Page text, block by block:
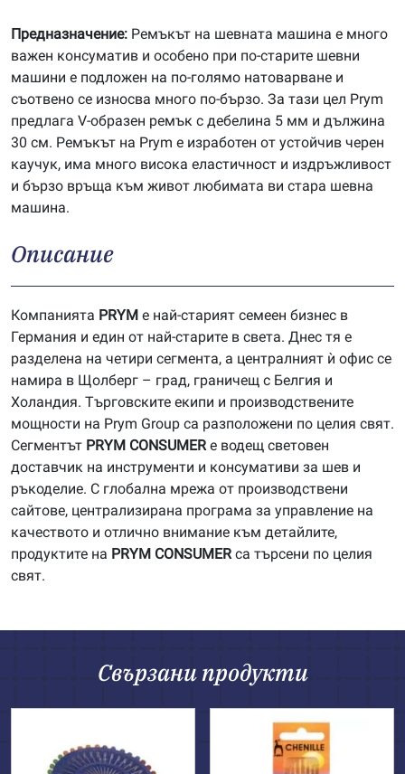
Предназначение: Ремъкът на шевната машина е много
важен консуматив и особено при по-старите шевни
машини е подложен на по-голямо натоварване и
съотвено се износва много по-бързо. За тази цел Prym
предлага V-образен ремък с дебелина 5 мм и дължина
30 см. Ремъкът на Prym е изработен от устойчив черен
каучук, има много висока еластичност и издръжливост
и бързо връща към живот любимата ви стара шевна
машина.
Описание
Компанията PRYM е най-старият семеен бизнес в
Германия и един от най-старите в света. Днес тя е
разделена на четири сегмента, а централният ѝ офис се
намира в Щолберг – град, граничещ с Белгия и
Холандия. Търговските екипи и производствените
мощности на Prym Group са разположени по целия свят.
Сегментът PRYM CONSUMERе водещ световен
доставчик на инструменти и консумативи за шев и
ръкоделие. С глобална мрежа от производствени
сайтове, централизирана програма за управление на
качеството и отлично внимание към детайлите,
продуктите на PRYM CONSUMERса търсени по целия
свят.
Свързани продукти